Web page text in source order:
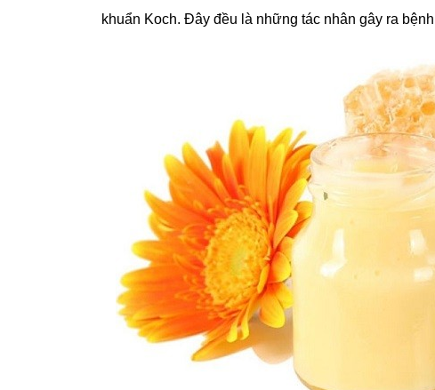
khuẩn Koch. Đây đều là những tác nhân gây ra